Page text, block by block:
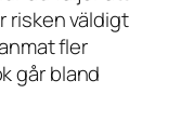
risken väldigt
fler
går bland